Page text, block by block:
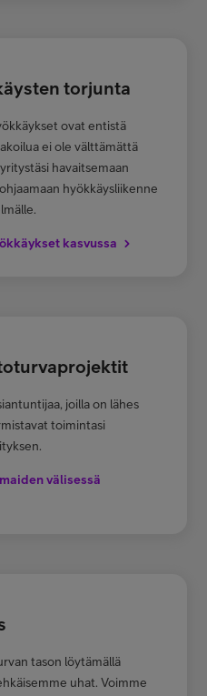
torjunta
ovat entistä
ei ole välttämättä
havaitsemaan
hyökkäysliikenne
kasvussa
joilla on lähes
toimintasi
välisessä
tason löytämällä
uhat. Voimme